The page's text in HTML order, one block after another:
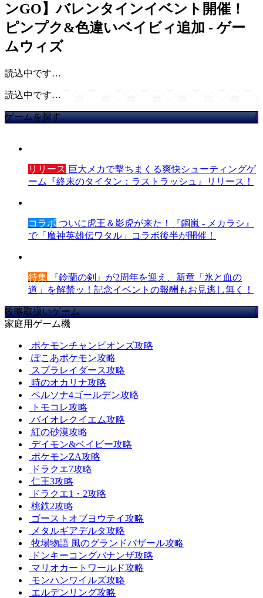
ンGO】バレンタインイベント開催！
ピンプク&色違いベイビィ追加 - ゲー
ムウィズ
読込中です…
読込中です…
ゲームを探す
リリース 巨大メカで撃ちまくる爽快シューティングゲ
ーム『終末のタイタン：ラストラッシュ』リリース！
コラボ ついに虎王＆影虎が来た！『鋼嵐 - メカラシ』
で「魔神英雄伝ワタル」コラボ後半が開催！
特集 『鈴蘭の剣』が2周年を迎え、新章「氷と血の
道」を解禁ッ！記念イベントの報酬もお見逃し無く！
攻略取扱いゲーム
家庭用ゲーム機
ポケモンチャンピオンズ攻略
ぽこあポケモン攻略
スプラレイダース攻略
時のオカリナ攻略
ペルソナ4ゴールデン攻略
トモコレ攻略
バイオレクイエム攻略
紅の砂漠攻略
デイモン&ベイビー攻略
ポケモンZA攻略
ドラクエ7攻略
仁王3攻略
ドラクエ1・2攻略
桃鉄2攻略
ゴーストオブヨウテイ攻略
メタルギアデルタ攻略
牧場物語 風のグランドバザール攻略
ドンキーコングバナンザ攻略
マリオカートワールド攻略
モンハンワイルズ攻略
エルデンリング攻略